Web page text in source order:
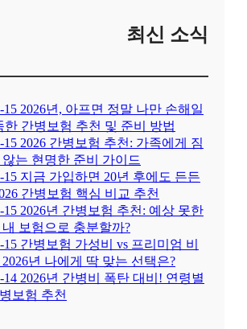
최신 소식
15 2026년, 아프면 정말 나만 손해일
한 간병보험 추천 및 준비 방법
15 2026 간병보험 추천: 가족에게 짐
는 현명한 준비 가이드
15 지금 가입하면 20년 후에도 든든
간병보험 핵심 비교 추천
15 2026년 간병보험 추천: 예상 못한
보험으로 충분할까?
15 간병보험 가성비 vs 프리미엄 비
2026년 나에게 딱 맞는 선택은?
14 2026년 간병비 폭탄 대비! 연령별
보험 추천